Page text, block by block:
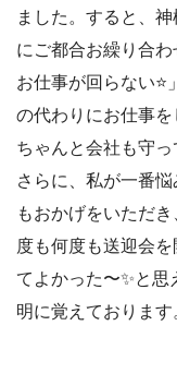
ました。すると、
にご都合お繰り合
お仕事が回らない⭐
の代わりにお仕事
ちゃんと会社も守っ
さらに、私が一番
もおかげをいただ
度も何度も送迎会
てよかった〜✨と思
明に覚えております